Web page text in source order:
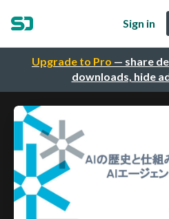
Upgrade to Pro — share
downloads, hide
Sign in